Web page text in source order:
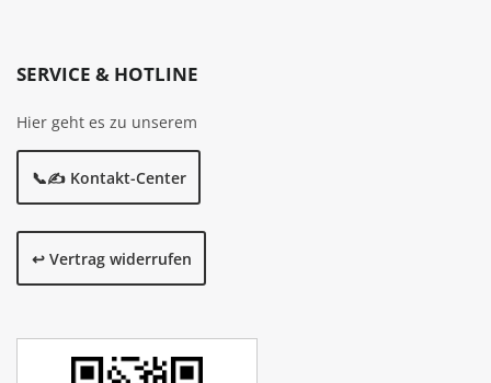
SERVICE & HOTLINE
Hier geht es zu unserem
📞✍️ Kontakt-Center
↩️ Vertrag widerrufen